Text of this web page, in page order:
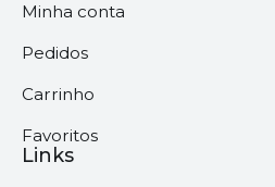
Minha conta
Pedidos
Carrinho
Favoritos
Links